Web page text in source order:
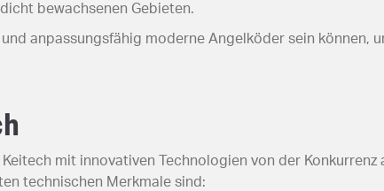
bewachsenen Gebieten.
anpassungsfähig moderne Angelköder sein können,
mit innovativen Technologien von der
technischen Merkmale sind: